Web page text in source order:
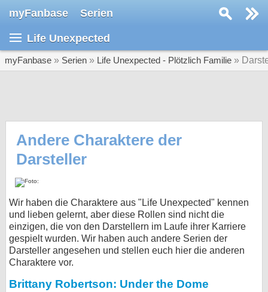
myFanbase Serien
Life Unexpected
myFanbase » Serien » Life Unexpected - Plötzlich Familie »
Andere Charaktere der
Darsteller
Wir haben die Charaktere aus "Life Unexpected" kennen
und lieben gelernt, aber diese Rollen sind nicht die
einzigen, die von den Darstellern im Laufe ihrer Karriere
gespielt wurden. Wir haben auch andere Serien der
Darsteller angesehen und stellen euch hier die anderen
Charaktere vor.
Brittany Robertson: Under the Dome
SERIEN
SERVICE
Gewinnspiele
bei X